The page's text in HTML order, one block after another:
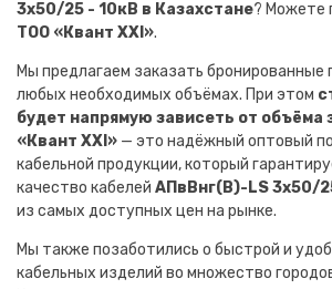
3х50/25 - 10кВ в Казахстане? Можете
ТОО «Квант XXI».
Мы предлагаем заказать бронированные
любых необходимых объёмах. При этом
будет напрямую зависеть от объёма
«Квант XXI» — это надёжный оптовый
кабельной продукции, который
качество кабелей АПвВнг(B)-LS 3х50/
из самых доступных цен на рынке.
Мы также позаботились о быстрой и
кабельных изделий во множество